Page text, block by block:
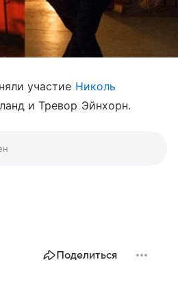
участие Николь
и Тревор Эйнхорн.
Поделиться